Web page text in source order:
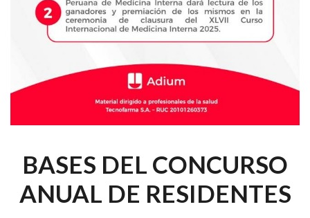
BASES DEL CONCURSO
ANUAL DE RESIDENTES